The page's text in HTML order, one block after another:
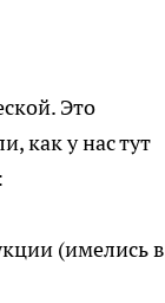
Это
как у нас тут
(имелись в